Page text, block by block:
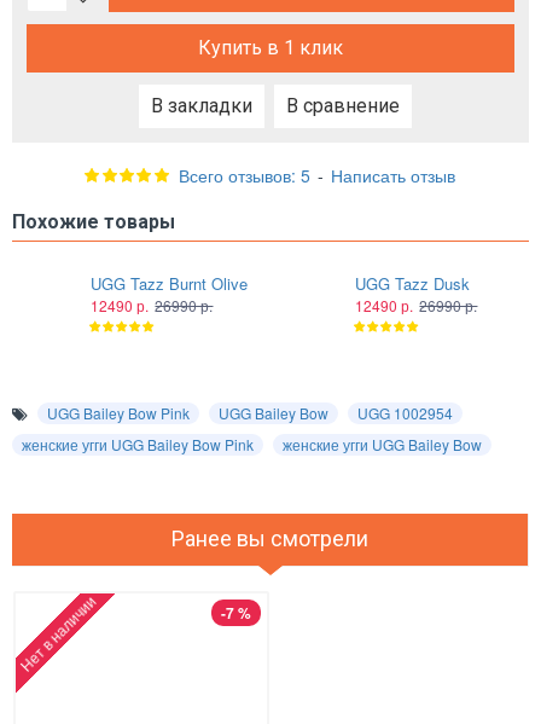
Всего отзывов: 5 - Написать отзыв
Купить в 1 клик
В закладки В сравнение
Похожие товары
UGG Tazz Burnt Olive
12490 р. 26990 р.
UGG Tazz Dusk
12490 р. 26990 р.
UGG Bailey Bow Pink UGG Bailey Bow
UGG 1002954
женские угги UGG Bailey Bow Pink
женские угги UGG Bailey Bow
Ранее вы смотрели
-7 %
Нет в наличии